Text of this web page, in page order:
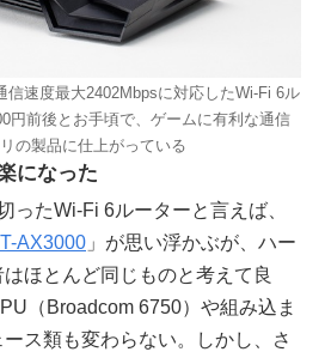
信速度最大2402Mbpsに対応したWi-Fi 6ル
円前後とお手頃で、ゲームに有利な通信
の製品に仕上がっている
になった
たWi-Fi 6ルーターと言えば、
AX3000 」が思い浮かぶが、ハー
ほとんど同じものと考えて良
（Broadcom 6750）や組み込ま
ス類も変わらない。しかし、さ